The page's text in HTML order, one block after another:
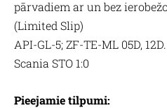
pārvadiem ar un bez
(Limited Slip)
API-GL-5; ZF-TE-ML 05D, 12D.
Scania STO 1:0
Pieejamie tilpumi: